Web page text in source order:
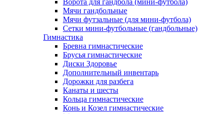
Ворота для гандбола (мини-футбола)
Мячи гандбольные
Мячи футзальные (для мини-футбола)
Сетки мини-футбольные (гандбольные)
Гимнастика
Бревна гимнастические
Брусья гимнастические
Диски Здоровье
Дополнительный инвентарь
Дорожки для разбега
Канаты и шесты
Кольца гимнастические
Конь и Козел гимнастические